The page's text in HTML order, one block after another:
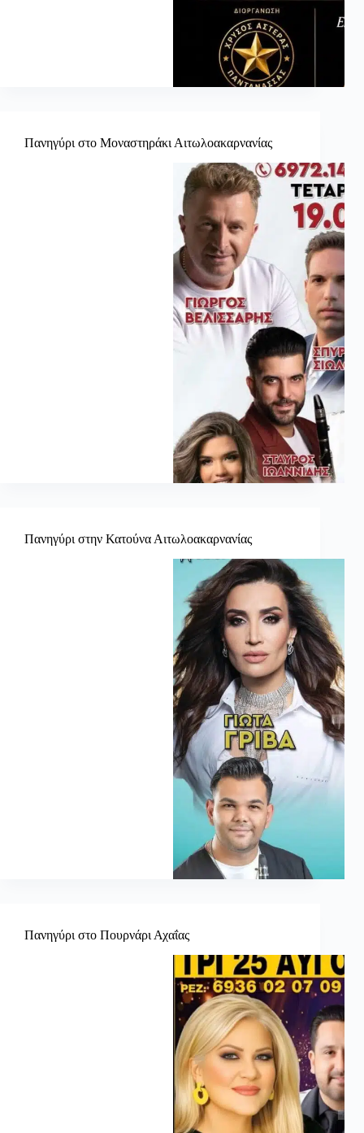
Πανηγύρι στο Μοναστηράκι Αιτωλοακαρνανίας
Πανηγύρι στην Κατούνα Αιτωλοακαρνανίας
Πανηγύρι στο Πουρνάρι Αχαΐας